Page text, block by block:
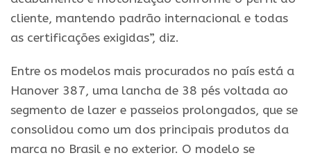
cliente, mantendo padrão internacional e todas
as certificações exigidas”, diz.
Entre os modelos mais procurados no país está a
Hanover 387, uma lancha de 38 pés voltada ao
segmento de lazer e passeios prolongados, que se
consolidou como um dos principais produtos da
marca no Brasil e no exterior. O modelo se